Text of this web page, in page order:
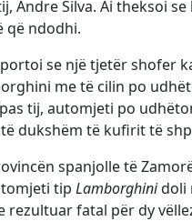
Andre Silva. Ai theksoi
që ndodhi.
se një tjetër shofer
me të cilin po
tij, automjeti po
dukshëm të kufirit të
spanjolle të
tip Lamborghinidoli
rezultuar fatal për dy